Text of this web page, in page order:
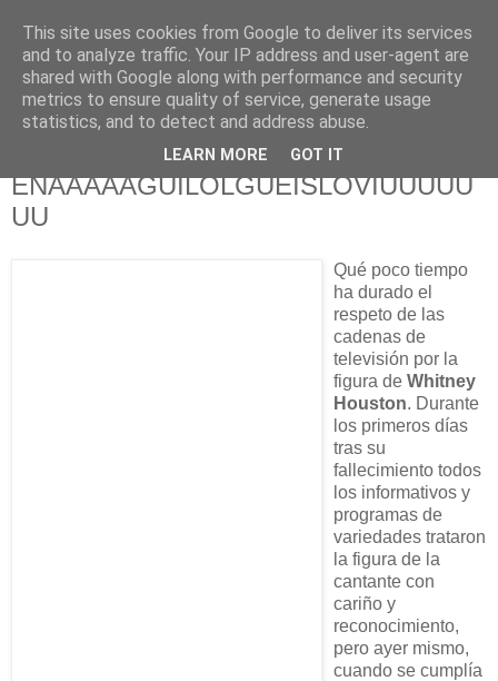
625 RANAS
LA TELEVISIÓN DESDE EL PUNTO DE VISTA BATRACIO
ENAAAAAGÜILOLGÜEISLOVIUUUUU
UU
Qué poco tiempo
ha durado el
respeto de las
cadenas de
televisión por la
figura de Whitney
Houston. Durante
los primeros días
tras su
fallecimiento todos
los informativos y
programas de
variedades trataron
la figura de la
cantante con
cariño y
reconocimiento,
pero ayer mismo,
cuando se cumplía
This site uses cookies from Google to deliver its services
and to analyze traffic. Your IP address and user-agent are
shared with Google along with performance and security
metrics to ensure quality of service, generate usage
statistics, and to detect and address abuse.
LEARN MORE GOT IT